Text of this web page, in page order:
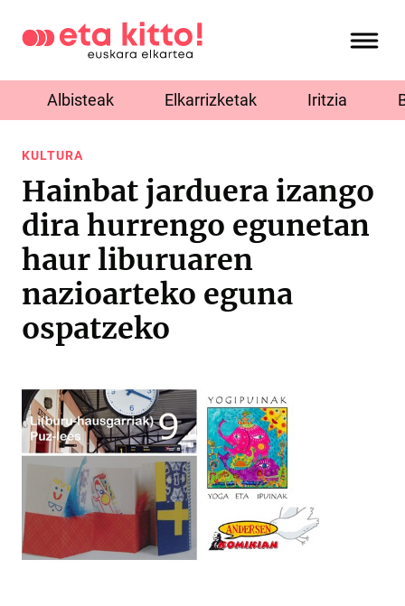
Albisteak Elkarrizketak Iritzia
KULTURA
Hainbat jarduera izango
dira hurrengo egunetan
haur liburuaren
nazioarteko eguna
ospatzeko